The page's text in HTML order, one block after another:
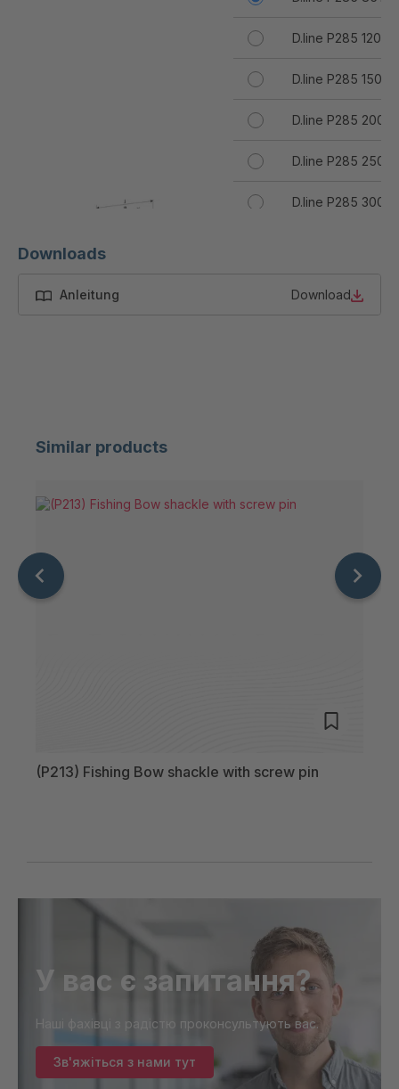
D.line P285 120T
D.line P285 150T
D.line P285 200T
D.line P285 250T
D.line P285 300T
Downloads
Anleitung Download
Similar products
(P213) Fishing Bow shackle with screw pin
У вас є запитання?
Наші фахівці з радістю проконсультують вас.
Зв'яжіться з нами тут